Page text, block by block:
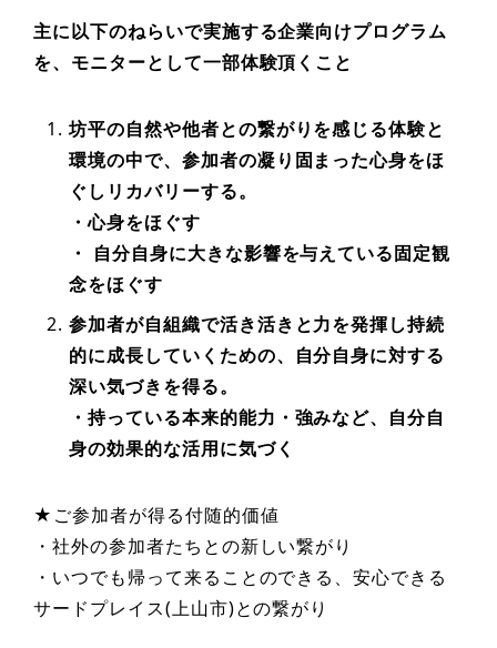
主に以下のねらいで実施する企業向けプログラム
を、モニターとして一部体験頂くこと
坊平の自然や他者との繋がりを感じる体験と
環境の中で、参加者の凝り固まった心身をほ
ぐしリカバリーする。
・心身をほぐす
・ 自分自身に大きな影響を与えている固定観
念をほぐす
参加者が自組織で活き活きと力を発揮し持続
的に成⻑していくための、自分自身に対する
深い気づきを得る。
・持っている本来的能力・強みなど、自分自
身の効果的な活用に気づく
★ご参加者が得る付随的価値
・社外の参加者たちとの新しい繋がり
・いつでも帰って来ることのできる、安心できる
サードプレイス(上山市)との繋がり